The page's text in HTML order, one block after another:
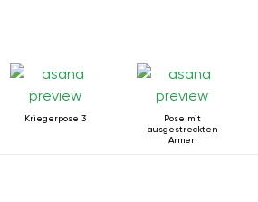
Kriegerpose 3
Pose mit
ausgestreckten
Armen